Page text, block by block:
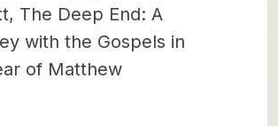
The Deep End: A
with the Gospels in
of Matthew